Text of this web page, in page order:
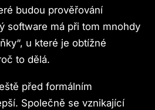
budou prověřování
software má při tom mnohdy
u které je obtížné
to dělá.
před formálním
Společně se vznikající